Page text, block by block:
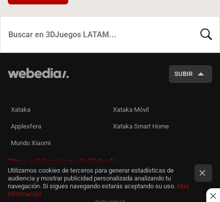
SUBIR
Xataka Xataka Móvil
Applesfera Xataka Smart Home
Mundo Xiaomi
Otras publicaciones de Webedia
Utilizamos cookies de terceros para generar estadísticas de
audiencia y mostrar publicidad personalizada analizando tu
navegación. Si sigues navegando estarás aceptando su uso. Más
información